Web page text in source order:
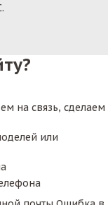
на связь, сделаем
или